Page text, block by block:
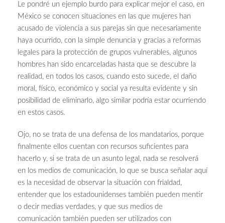
Le pondré un ejemplo burdo para explicar mejor el caso, en
México se conocen situaciones en las que mujeres han
acusado de violencia a sus parejas sin que necesariamente
haya ocurrido, con la simple denuncia y gracias a reformas
legales para la protección de grupos vulnerables, algunos
hombres han sido encarceladas hasta que se descubre la
realidad, en todos los casos, cuando esto sucede, el daño
moral, físico, económico y social ya resulta evidente y sin
posibilidad de eliminarlo, algo similar podría estar ocurriendo
en estos casos.
Ojo, no se trata de una defensa de los mandatarios, porque
finalmente ellos cuentan con recursos suficientes para
hacerlo y, si se trata de un asunto legal, nada se resolverá
en los medios de comunicación, lo que se busca señalar aquí
es la necesidad de observar la situación con frialdad,
entender que los estadounidenses también pueden mentir
o decir medias verdades, y que sus medios de
comunicación también pueden ser utilizados con